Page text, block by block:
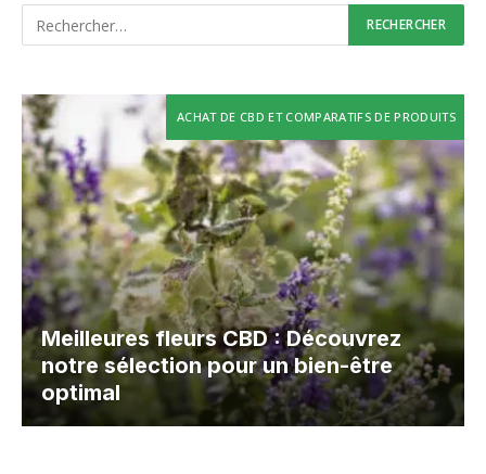
ACHAT DE CBD ET COMPARATIFS DE PRODUITS
Meilleures fleurs CBD : Découvrez
notre sélection pour un bien-être
optimal